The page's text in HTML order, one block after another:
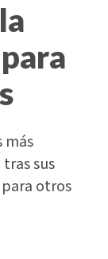
más
sus
otros